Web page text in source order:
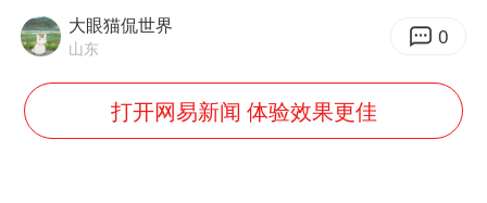
灌溉水坝被隔成鱼塘 村民投诉20余年
大眼猫侃世界
山东 0
打开网易新闻 体验效果更佳